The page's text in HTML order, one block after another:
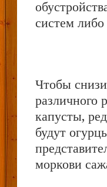
систем
Чтобы
различного
капусты,
будут
моркови